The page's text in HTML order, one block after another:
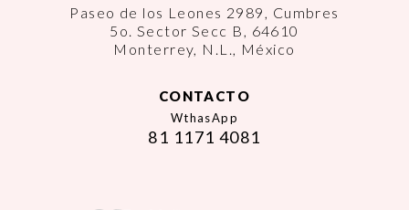
Paseo de los Leones 2989, Cumbres
5o. Sector Secc B, 64610
Monterrey, N.L., México
CONTACTO
WthasApp
81 1171 4081